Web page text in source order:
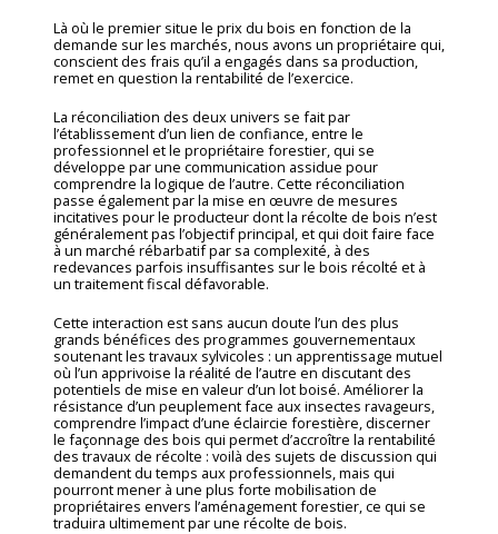
Là où le premier situe le prix du bois en fonction de la
demande sur les marchés, nous avons un propriétaire qui,
conscient des frais qu’il a engagés dans sa production,
remet en question la rentabilité de l’exercice.
La réconciliation des deux univers se fait par
l’établissement d’un lien de confiance, entre le
professionnel et le propriétaire forestier, qui se
développe par une communication assidue pour
comprendre la logique de l’autre. Cette réconciliation
passe également par la mise en œuvre de mesures
incitatives pour le producteur dont la récolte de bois n’est
généralement pas l’objectif principal, et qui doit faire face
à un marché rébarbatif par sa complexité, à des
redevances parfois insuffisantes sur le bois récolté et à
un traitement fiscal défavorable.
Cette interaction est sans aucun doute l’un des plus
grands bénéfices des programmes gouvernementaux
soutenant les travaux sylvicoles : un apprentissage mutuel
où l’un apprivoise la réalité de l’autre en discutant des
potentiels de mise en valeur d’un lot boisé. Améliorer la
résistance d’un peuplement face aux insectes ravageurs,
comprendre l’impact d’une éclaircie forestière, discerner
le façonnage des bois qui permet d’accroître la rentabilité
des travaux de récolte : voilà des sujets de discussion qui
demandent du temps aux professionnels, mais qui
pourront mener à une plus forte mobilisation de
propriétaires envers l’aménagement forestier, ce qui se
traduira ultimement par une récolte de bois.